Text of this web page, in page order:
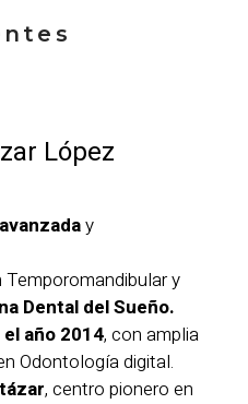
López
y
Temporomandibular y
Dental del Sueño.
el año 2014, con amplia
Odontología digital.
, centro pionero en